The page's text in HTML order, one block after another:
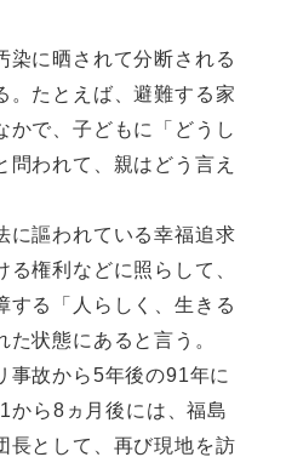
染に晒されて分断される
。たとえば、避難する家
かで、子どもに「どうし
問われて、親はどう言え
に謳われている幸福追求
権利などに照らして、
する「人らしく、生きる
状態にあると言う。
事故から5年後の91年に
から8ヵ月後には、福島
長として、再び現地を訪